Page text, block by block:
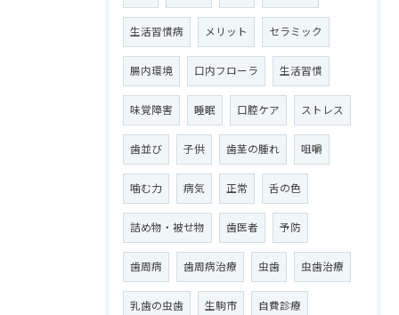
生活習慣病 メリット セラミック
腸内環境 口内フローラ 生活習慣
味覚障害 睡眠 口腔ケア ストレス
歯並び 子供 歯茎の腫れ 咀嚼
噛む力 病気 正常 舌の色
詰め物・被せ物 歯医者 予防
歯周病 歯周病治療 虫歯 虫歯治療
乳歯の虫歯 生駒市 自費診療